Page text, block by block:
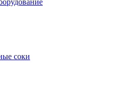
соки